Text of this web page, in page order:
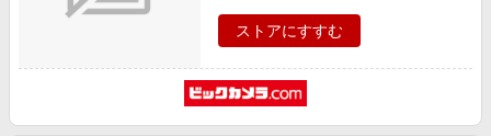
ストアにすすむ